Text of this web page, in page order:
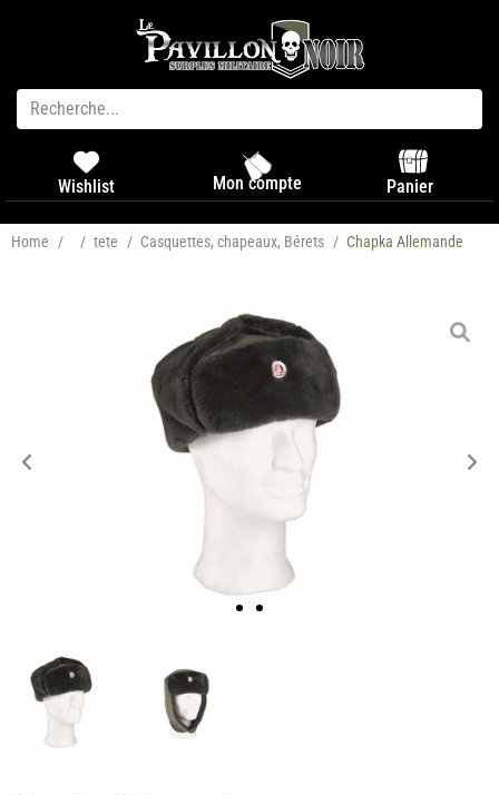
Wishlist Mon compte Panier
Home / / tete / Casquettes, chapeaux, Bérets / Chapka Allemande